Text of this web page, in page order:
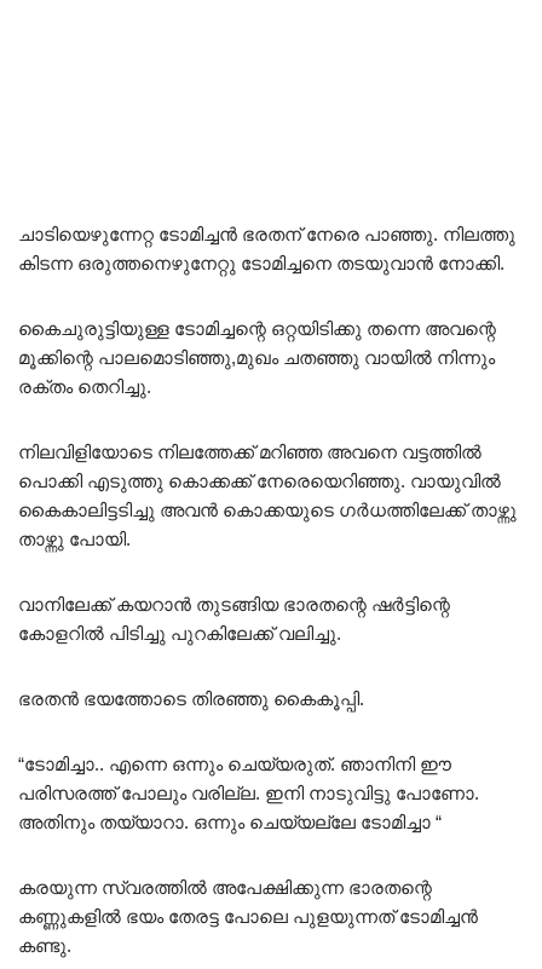
ചാടിയെഴുന്നേറ്റ ടോമിച്ചൻ ഭരതന് നേരെ പാഞ്ഞു. നിലത്തു
കിടന്ന ഒരുത്തനെഴുനേറ്റു ടോമിച്ചനെ തടയുവാൻ നോക്കി.
കൈചുരുട്ടിയുള്ള ടോമിച്ചന്റെ ഒറ്റയിടിക്കു തന്നെ അവന്റെ
മൂക്കിന്റെ പാലമൊടിഞ്ഞു,മുഖം ചതഞ്ഞു വായിൽ നിന്നും
രക്തം തെറിച്ചു.
നിലവിളിയോടെ നിലത്തേക്ക് മറിഞ്ഞ അവനെ വട്ടത്തിൽ
പൊക്കി എടുത്തു കൊക്കക്ക് നേരെയെറിഞ്ഞു. വായുവിൽ
കൈകാലിട്ടടിച്ചു അവൻ കൊക്കയുടെ ഗർധത്തിലേക്ക് താഴ്ന്നു
താഴ്ന്നു പോയി.
വാനിലേക്ക് കയറാൻ തുടങ്ങിയ ഭാരതന്റെ ഷർട്ടിന്റെ
കോളറിൽ പിടിച്ചു പുറകിലേക്ക് വലിച്ചു.
ഭരതൻ ഭയത്തോടെ തിരഞ്ഞു കൈകൂപ്പി.
“ടോമിച്ചാ.. എന്നെ ഒന്നും ചെയ്യരുത്. ഞാനിനി ഈ
പരിസരത്ത് പോലും വരില്ല. ഇനി നാടുവിട്ടു പോണോ.
അതിനും തയ്യാറാ. ഒന്നും ചെയ്യല്ലേ ടോമിച്ചാ “
കരയുന്ന സ്വരത്തിൽ അപേക്ഷിക്കുന്ന ഭാരതന്റെ
കണ്ണുകളിൽ ഭയം തേരട്ട പോലെ പുളയുന്നത് ടോമിച്ചൻ
കണ്ടു.